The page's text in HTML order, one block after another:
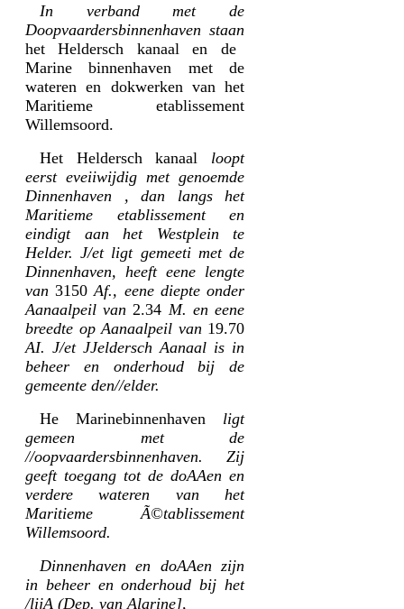
In verband met de
Doopvaardersbinnenhaven staan
het Heldersch kanaal en de
Marine binnenhaven met de
wateren en dokwerken van het
Maritieme etablissement
Willemsoord.
Het Heldersch kanaal loopt
eerst eveiiwijdig met genoemde
Dinnenhaven , dan langs het
Maritieme etablissement en
eindigt aan het Westplein te
Helder. J/et ligt gemeeti met de
Dinnenhaven, heeft eene lengte
van 3150Af., eene diepte onder
Aanaalpeil van 2.34 M. en eene
breedte op Aanaalpeil van 19.70
AI. J/et JJeldersch Aanaal is in
beheer en onderhoud bij de
gemeente den//elder.
He Marinebinnenhaven ligt
gemeen met de
//oopvaardersbinnenhaven. Zij
geeft toegang tot de doAAen en
verdere wateren van het
Maritieme Ã©tablissement
Willemsoord.
Dinnenhaven en doAAen zijn
in beheer en onderhoud bij het
/lijA (Dep. van Alarine],